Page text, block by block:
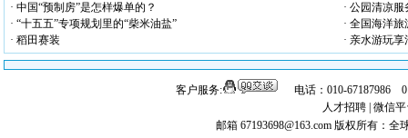
· 中国“预制房”是怎样爆单的？
· 公园清凉
· “十五五”专项规划里的“柴米油盐”
· 全国海洋
· 稻田赛装
· 亲水游玩享
客户服务:
电话：010-67187986
人才招聘 微信
邮箱 67193698@163.com 版权所有：全